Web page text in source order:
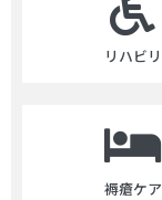
リハビリ
褥瘡ケア